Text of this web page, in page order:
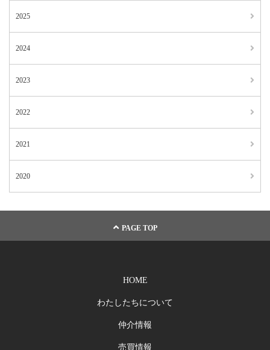
2025
2024
2023
2022
2021
2020
PAGE TOP
HOME
わたしたちについて
仲介情報
売買情報